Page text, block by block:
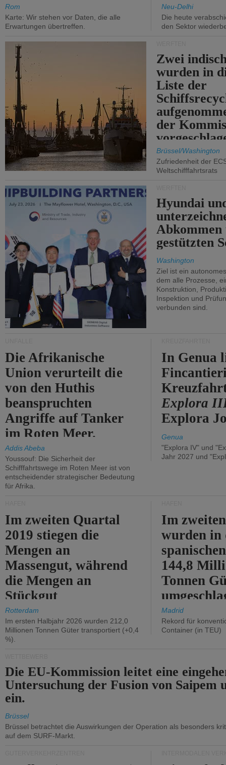
Rom
Karte: Wir stehen vor Daten, die alle
Erwartungen übertreffen.
Neu-Delhi
Die heute
den Sektor
Zwei
wurden in
Liste der
der
Brüssel/Washington
Zufriedenheit der
Weltschifffahrtsrats
Hyundai
gestützten
Washington
Ziel ist ein
dem alle Prozesse,
Konstruktion,
Inspektion und
verbunden sind.
Die Afrikanische
Union verurteilt die
von den Huthis
beanspruchten
Angriffe auf Tanker
im Roten Meer.
Addis Abeba
Youssouf: Die Sicherheit der
Schifffahrtswege im Roten Meer ist von
entscheidender strategischer Bedeutung
für Afrika.
In Genua
Explora
Explora
Genua
"Explora IV" und
Jahr 2027 und
Im zweiten Quartal
2019 stiegen die
Mengen an
Massengut, während
die Mengen an
Stückgut
zurückgingen.
Rotterdam
Im ersten Halbjahr 2026 wurden 212,0
Millionen Tonnen Güter transportiert (+0,4
%).
Im
wurden in
144,8
Tonnen
%).
Madrid
Rekord für
Container (in TEU)
Die EU-Kommission leitet eine
Untersuchung der Fusion von Saipem
ein.
Brüssel
Brüssel betrachtet die Auswirkungen der Operation als besonders
auf dem SURF-Markt.